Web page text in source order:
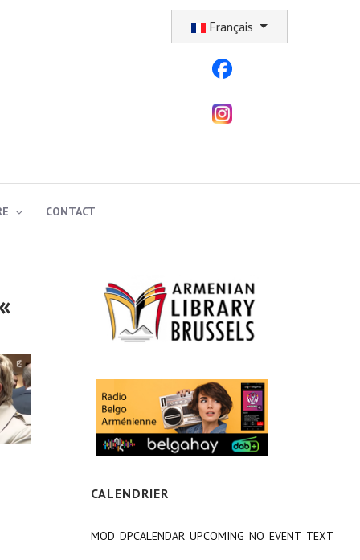
Français
CONTACT
CALENDRIER
MOD_DPCALENDAR_UPCOMING_NO_EVENT_TEXT